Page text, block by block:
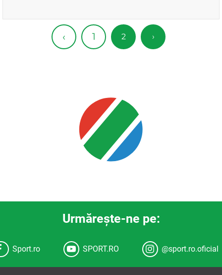
‹ 1 2 ›
Urmăreşte-ne pe:
Sport.ro SPORT.RO @sport.ro.oficial